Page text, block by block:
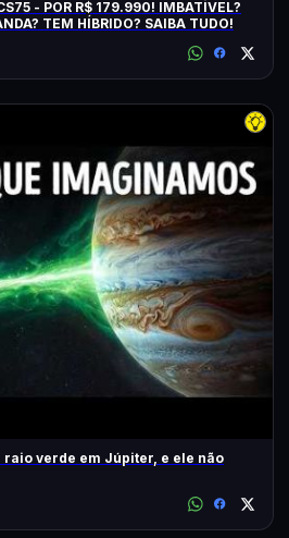
- POR R$ 179.990! IMBATÍVEL?
TEM HÍBRIDO? SAIBA TUDO!
raio verde em Júpiter, e ele não